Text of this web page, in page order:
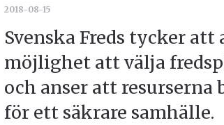
2018-08-15
Svenska Freds tycker att
möjlighet att välja
och anser att resurserna
för ett säkrare samhälle.